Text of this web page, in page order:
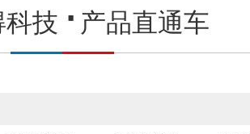
技 产品直通车